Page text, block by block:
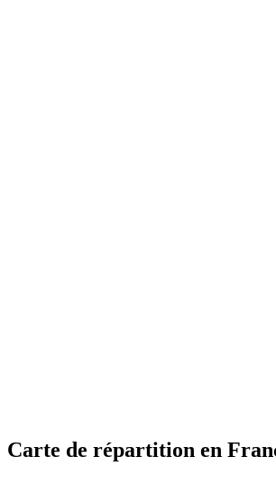
Carte de répartition en
MapLibre| ©
MapLibre| ©